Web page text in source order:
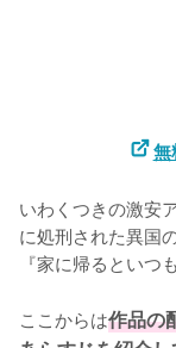
無
いわくつきの激安
に処刑された異国
『家に帰るといつ
ここからは作品の